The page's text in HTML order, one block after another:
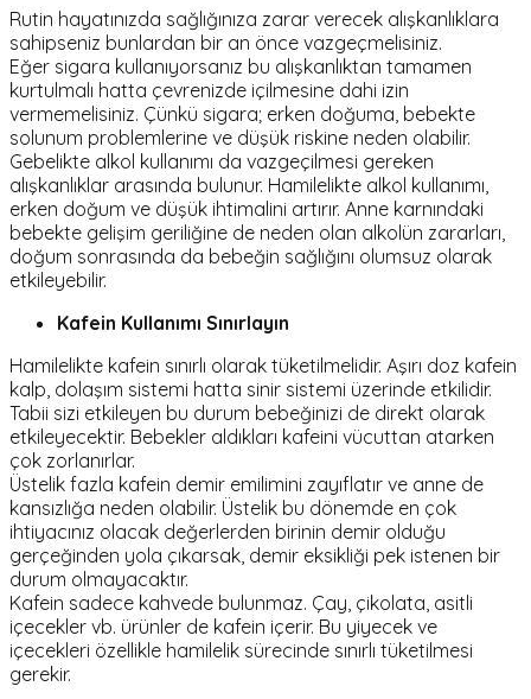
Rutin hayatınızda sağlığınıza zarar verecek alışkanlıklara
sahipseniz bunlardan bir an önce vazgeçmelisiniz.
Eğer sigara kullanıyorsanız bu alışkanlıktan tamamen
kurtulmalı hatta çevrenizde içilmesine dahi izin
vermemelisiniz. Çünkü sigara; erken doğuma, bebekte
solunum problemlerine ve düşük riskine neden olabilir.
Gebelikte alkol kullanımı da vazgeçilmesi gereken
alışkanlıklar arasında bulunur. Hamilelikte alkol kullanımı,
erken doğum ve düşük ihtimalini artırır. Anne karnındaki
bebekte gelişim geriliğine de neden olan alkolün zararları,
doğum sonrasında da bebeğin sağlığını olumsuz olarak
etkileyebilir.
Kafein Kullanımı Sınırlayın
Hamilelikte kafein sınırlı olarak tüketilmelidir. Aşırı doz kafein
kalp, dolaşım sistemi hatta sinir sistemi üzerinde etkilidir.
Tabii sizi etkileyen bu durum bebeğinizi de direkt olarak
etkileyecektir. Bebekler aldıkları kafeini vücuttan atarken
çok zorlanırlar.
Üstelik fazla kafein demir emilimini zayıflatır ve anne de
kansızlığa neden olabilir. Üstelik bu dönemde en çok
ihtiyacınız olacak değerlerden birinin demir olduğu
gerçeğinden yola çıkarsak, demir eksikliği pek istenen bir
durum olmayacaktır.
Kafein sadece kahvede bulunmaz. Çay, çikolata, asitli
içecekler vb. ürünler de kafein içerir. Bu yiyecek ve
içecekleri özellikle hamilelik sürecinde sınırlı tüketilmesi
gerekir.